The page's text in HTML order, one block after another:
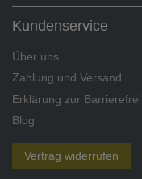
Kundenservice
Über uns
Zahlung und Versand
Erklärung zur
Blog
Vertrag widerrufen